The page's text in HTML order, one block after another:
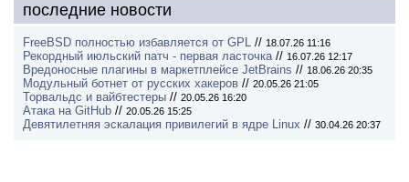
последние новости
FreeBSD полностью избавляется от GPL // 18.07.26 11:16
Рекордный июльский патч - первая ласточка// 16.07.26 12:17
Вредоносные плагины в маркетплейсе JetBrains // 18.06.26 20:35
Модульный ботнет от русских хакеров // 20.05.26 21:05
Торвальдс и вайбтестеры // 20.05.26 16:20
Атака на GitHub // 20.05.26 15:25
Девятилетняя эскалация привилегий в ядре Linux // 30.04.26 20:37